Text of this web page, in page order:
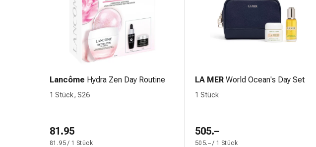
Grippe-
Erkältungsbeschwerden
Husten
Inhalationsgerät
Zubehör
Nasendusche
Herz
Lancôme Hydra Zen Day Routine
1 Stück, S26
81.95
81.95 / 1 Stück
LA MER World Ocean's Day Set
1 Stück
505.–
505.– / 1 Stück